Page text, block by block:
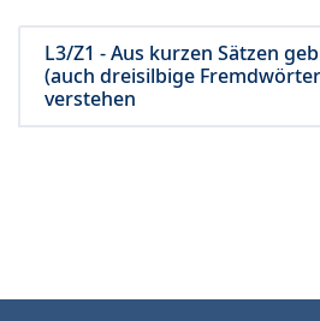
L3/Z1 - Aus kurzen Sätzen
(auch dreisilbige
verstehen